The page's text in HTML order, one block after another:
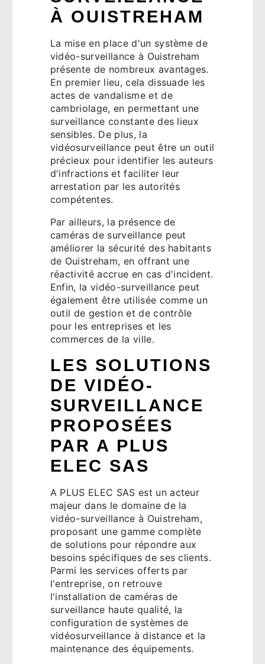
À OUISTREHAM
La mise en place d'un système de
vidéo-surveillance à Ouistreham
présente de nombreux avantages.
En premier lieu, cela dissuade les
actes de vandalisme et de
cambriolage, en permettant une
surveillance constante des lieux
sensibles. De plus, la
vidéosurveillance peut être un outil
précieux pour identifier les auteurs
d'infractions et faciliter leur
arrestation par les autorités
compétentes.
Par ailleurs, la présence de
caméras de surveillance peut
améliorer la sécurité des habitants
de Ouistreham, en offrant une
réactivité accrue en cas d'incident.
Enfin, la vidéo-surveillance peut
également être utilisée comme un
outil de gestion et de contrôle
pour les entreprises et les
commerces de la ville.
LES SOLUTIONS
DE VIDÉO-
SURVEILLANCE
PROPOSÉES
PAR A PLUS
ELEC SAS
A PLUS ELEC SAS est un acteur
majeur dans le domaine de la
vidéo-surveillance à Ouistreham,
proposant une gamme complète
de solutions pour répondre aux
besoins spécifiques de ses clients.
Parmi les services offerts par
l'entreprise, on retrouve
l'installation de caméras de
surveillance haute qualité, la
configuration de systèmes de
vidéosurveillance à distance et la
maintenance des équipements.